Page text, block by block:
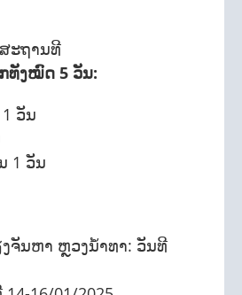
ະຖານທີ
ທັງໝົດ 5 ວັນ:
ວັນ
1 ວັນ
ງຈັນຫາ ຫຼວງນໍ້າທາ: ວັນທີ